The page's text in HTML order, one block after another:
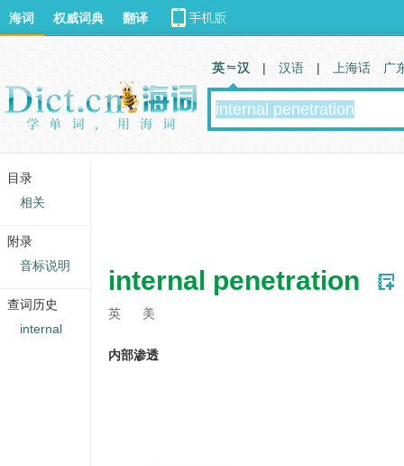
internal penetration
英 美
内部渗透
海词 权威词典 翻译
英 汉 | 汉语 | 上海话 广
目录
相关
附录
音标说明
查词历史
internal